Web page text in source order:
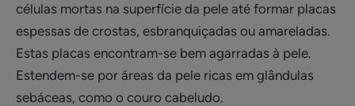
células mortas na superfície da pele até formar placas
espessas de crostas, esbranquiçadas ou amareladas.
Estas placas encontram-se bem agarradas à pele.
Estendem-se por áreas da pele ricas em glândulas
sebáceas, como o couro cabeludo.